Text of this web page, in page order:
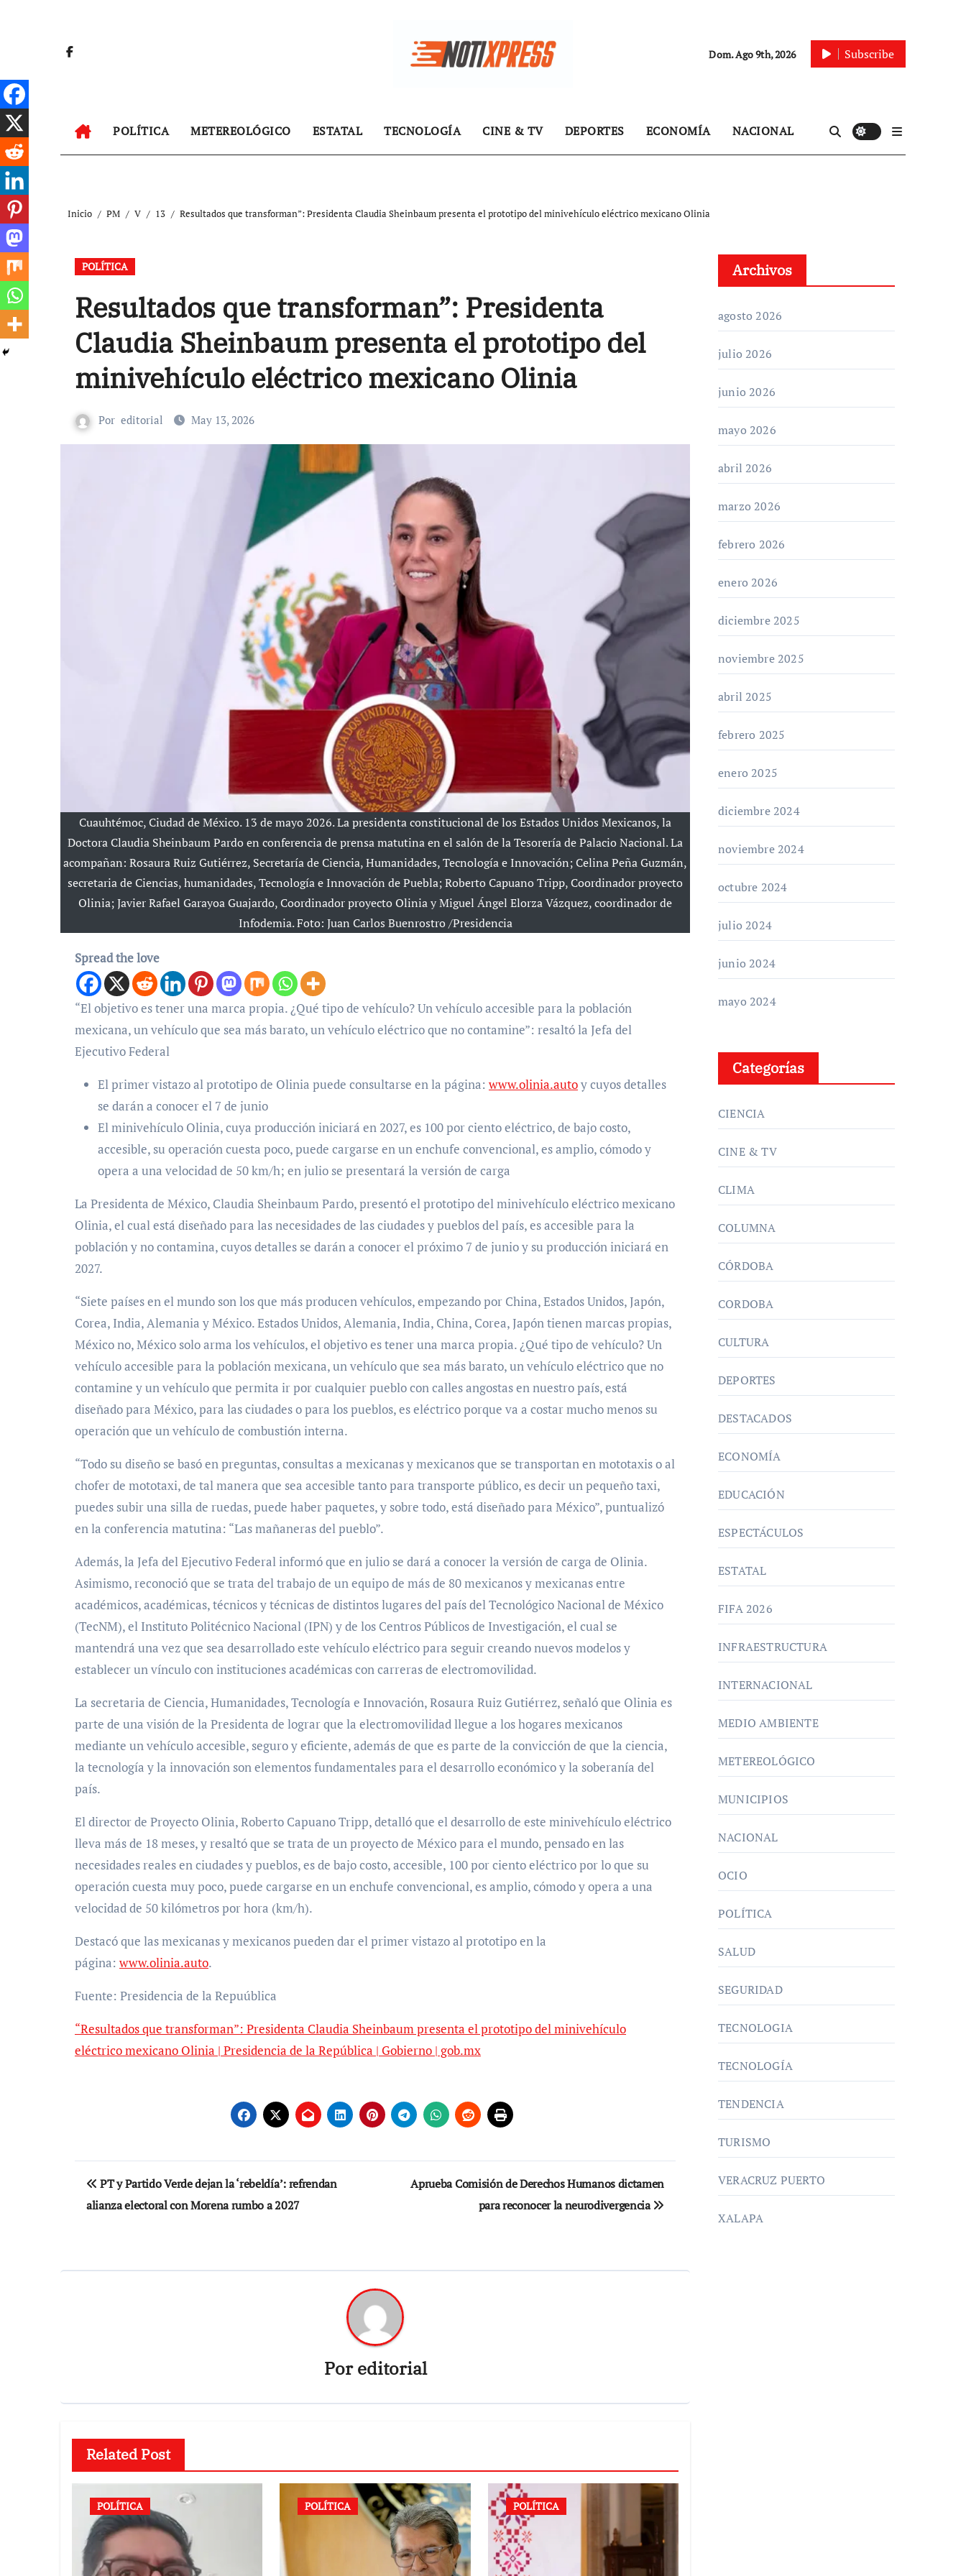
Dom. Ago 9th, 2026 Subscribe
POLÍTICA METEREOLÓGICO ESTATAL TECNOLOGÍA CINE & TV DEPORTES ECONOMÍA NACIONAL
Inicio PM V 13 Resultados que transforman”: Presidenta Claudia Sheinbaum presenta el prototipo del minivehículo eléctrico mexicano Olinia
POLÍTICA
Resultados que transforman”: Presidenta
Claudia Sheinbaum presenta el prototipo del
minivehículo eléctrico mexicano Olinia
Por editorial May 13, 2026
Cuauhtémoc, Ciudad de México. 13 de mayo 2026. La presidenta constitucional de los Estados Unidos Mexicanos, la
Doctora Claudia Sheinbaum Pardo en conferencia de prensa matutina en el salón de la Tesorería de Palacio Nacional. La
acompañan: Rosaura Ruiz Gutiérrez, Secretaría de Ciencia, Humanidades, Tecnología e Innovación; Celina Peña Guzmán,
secretaria de Ciencias, humanidades, Tecnología e Innovación de Puebla; Roberto Capuano Tripp, Coordinador proyecto
Olinia; Javier Rafael Garayoa Guajardo, Coordinador proyecto Olinia y Miguel Ángel Elorza Vázquez, coordinador de
Infodemia. Foto: Juan Carlos Buenrostro /Presidencia
Spread the love
“El objetivo es tener una marca propia. ¿Qué tipo de vehículo? Un vehículo accesible para la población
mexicana, un vehículo que sea más barato, un vehículo eléctrico que no contamine”: resaltó la Jefa del
Ejecutivo Federal
El primer vistazo al prototipo de Olinia puede consultarse en la página: www.olinia.autoy cuyos detalles
se darán a conocer el 7 de junio
El minivehículo Olinia, cuya producción iniciará en 2027, es 100 por ciento eléctrico, de bajo costo,
accesible, su operación cuesta poco, puede cargarse en un enchufe convencional, es amplio, cómodo y
opera a una velocidad de 50 km/h; en julio se presentará la versión de carga
La Presidenta de México, Claudia Sheinbaum Pardo, presentó el prototipo del minivehículo eléctrico mexicano
Olinia, el cual está diseñado para las necesidades de las ciudades y pueblos del país, es accesible para la
población y no contamina, cuyos detalles se darán a conocer el próximo 7 de junio y su producción iniciará en
2027.
“Siete países en el mundo son los que más producen vehículos, empezando por China, Estados Unidos, Japón,
Corea, India, Alemania y México. Estados Unidos, Alemania, India, China, Corea, Japón tienen marcas propias,
México no, México solo arma los vehículos, el objetivo es tener una marca propia. ¿Qué tipo de vehículo? Un
vehículo accesible para la población mexicana, un vehículo que sea más barato, un vehículo eléctrico que no
contamine y un vehículo que permita ir por cualquier pueblo con calles angostas en nuestro país, está
diseñado para México, para las ciudades o para los pueblos, es eléctrico porque va a costar mucho menos su
operación que un vehículo de combustión interna.
“Todo su diseño se basó en preguntas, consultas a mexicanas y mexicanos que se transportan en mototaxis o al
chofer de mototaxi, de tal manera que sea accesible tanto para transporte público, es decir un pequeño taxi,
puedes subir una silla de ruedas, puede haber paquetes, y sobre todo, está diseñado para México”, puntualizó
en la conferencia matutina: “Las mañaneras del pueblo”.
Además, la Jefa del Ejecutivo Federal informó que en julio se dará a conocer la versión de carga de Olinia.
Asimismo, reconoció que se trata del trabajo de un equipo de más de 80 mexicanos y mexicanas entre
académicos, académicas, técnicos y técnicas de distintos lugares del país del Tecnológico Nacional de México
(TecNM), el Instituto Politécnico Nacional (IPN) y de los Centros Públicos de Investigación, el cual se
mantendrá una vez que sea desarrollado este vehículo eléctrico para seguir creando nuevos modelos y
establecer un vínculo con instituciones académicas con carreras de electromovilidad.
La secretaria de Ciencia, Humanidades, Tecnología e Innovación, Rosaura Ruiz Gutiérrez, señaló que Olinia es
parte de una visión de la Presidenta de lograr que la electromovilidad llegue a los hogares mexicanos
mediante un vehículo accesible, seguro y eficiente, además de que es parte de la convicción de que la ciencia,
la tecnología y la innovación son elementos fundamentales para el desarrollo económico y la soberanía del
país.
El director de Proyecto Olinia, Roberto Capuano Tripp, detalló que el desarrollo de este minivehículo eléctrico
lleva más de 18 meses, y resaltó que se trata de un proyecto de México para el mundo, pensado en las
necesidades reales en ciudades y pueblos, es de bajo costo, accesible, 100 por ciento eléctrico por lo que su
operación cuesta muy poco, puede cargarse en un enchufe convencional, es amplio, cómodo y opera a una
velocidad de 50 kilómetros por hora (km/h).
Destacó que las mexicanas y mexicanos pueden dar el primer vistazo al prototipo en la
página: www.olinia.auto.
Fuente: Presidencia de la Repuública
“Resultados que transforman”: Presidenta Claudia Sheinbaum presenta el prototipo del minivehículo
eléctrico mexicano Olinia | Presidencia de la República | Gobierno | gob.mx
Navegación
de
PT y Partido Verde dejan la ‘rebeldía’: refrendan
alianza electoral con Morena rumbo a 2027
Aprueba Comisión de Derechos Humanos dictamen
para reconocer la neurodivergencia
Poreditorial
Related Post
POLÍTICA POLÍTICA POLÍTICA
Archivos
agosto 2026
julio 2026
junio 2026
mayo 2026
abril 2026
marzo 2026
febrero 2026
enero 2026
diciembre 2025
noviembre 2025
abril 2025
febrero 2025
enero 2025
diciembre 2024
noviembre 2024
octubre 2024
julio 2024
junio 2024
mayo 2024
Categorías
CIENCIA
CINE & TV
CLIMA
COLUMNA
CÓRDOBA
CORDOBA
CULTURA
DEPORTES
DESTACADOS
ECONOMÍA
EDUCACIÓN
ESPECTÁCULOS
ESTATAL
FIFA 2026
INFRAESTRUCTURA
INTERNACIONAL
MEDIO AMBIENTE
METEREOLÓGICO
MUNICIPIOS
NACIONAL
OCIO
POLÍTICA
SALUD
SEGURIDAD
TECNOLOGIA
TECNOLOGÍA
TENDENCIA
TURISMO
VERACRUZ PUERTO
XALAPA